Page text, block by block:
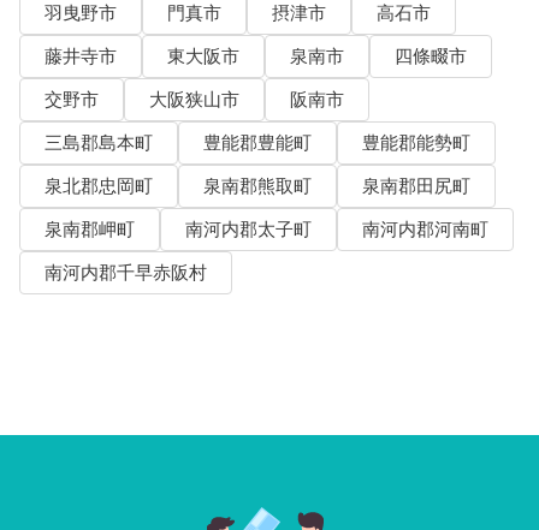
羽曳野市
門真市 摂津市
高石市
藤井寺市
東大阪市 泉南市
四條畷市
交野市
大阪狭山市
阪南市
三島郡島本町
豊能郡豊能町
豊能郡能勢町
泉北郡忠岡町
泉南郡熊取町
泉南郡田尻町
泉南郡岬町
南河内郡太子町
南河内郡河南町
南河内郡千早赤阪村